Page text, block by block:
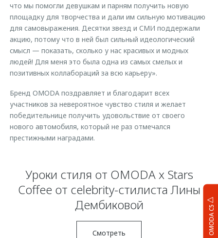
OMODA C5
что мы помогли девушкам и парням получить новую
площадку для творчества и дали им сильную мотивацию
для самовыражения. Десятки звезд и СМИ поддержали
акцию, потому что в ней был сильный идеологический
смысл — показать, сколько у нас красивых и модных
людей! Для меня это была одна из самых смелых и
позитивных коллабораций за всю карьеру».
Бренд OMODA поздравляет и благодарит всех
участников за невероятное чувство стиля и желает
победительнице получить удовольствие от своего
нового автомобиля, который не раз отмечался
престижными наградами.
Уроки стиля от OMODA x Stars
Coffee от celebrity-стилиста Лины
Дембиковой
Смотреть